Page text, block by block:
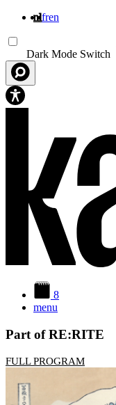
nlfren
Dark Mode Switch
8
menu
Part of RE:RITE
FULL PROGRAM